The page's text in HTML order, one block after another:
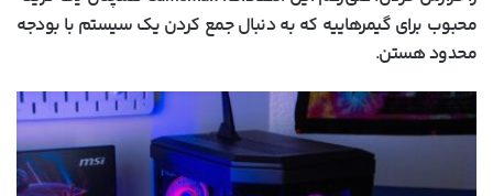
محبوب برای گیمرهاییه که به دنبال جمع کردن یک سیستم با بودجه
محدود هستن.